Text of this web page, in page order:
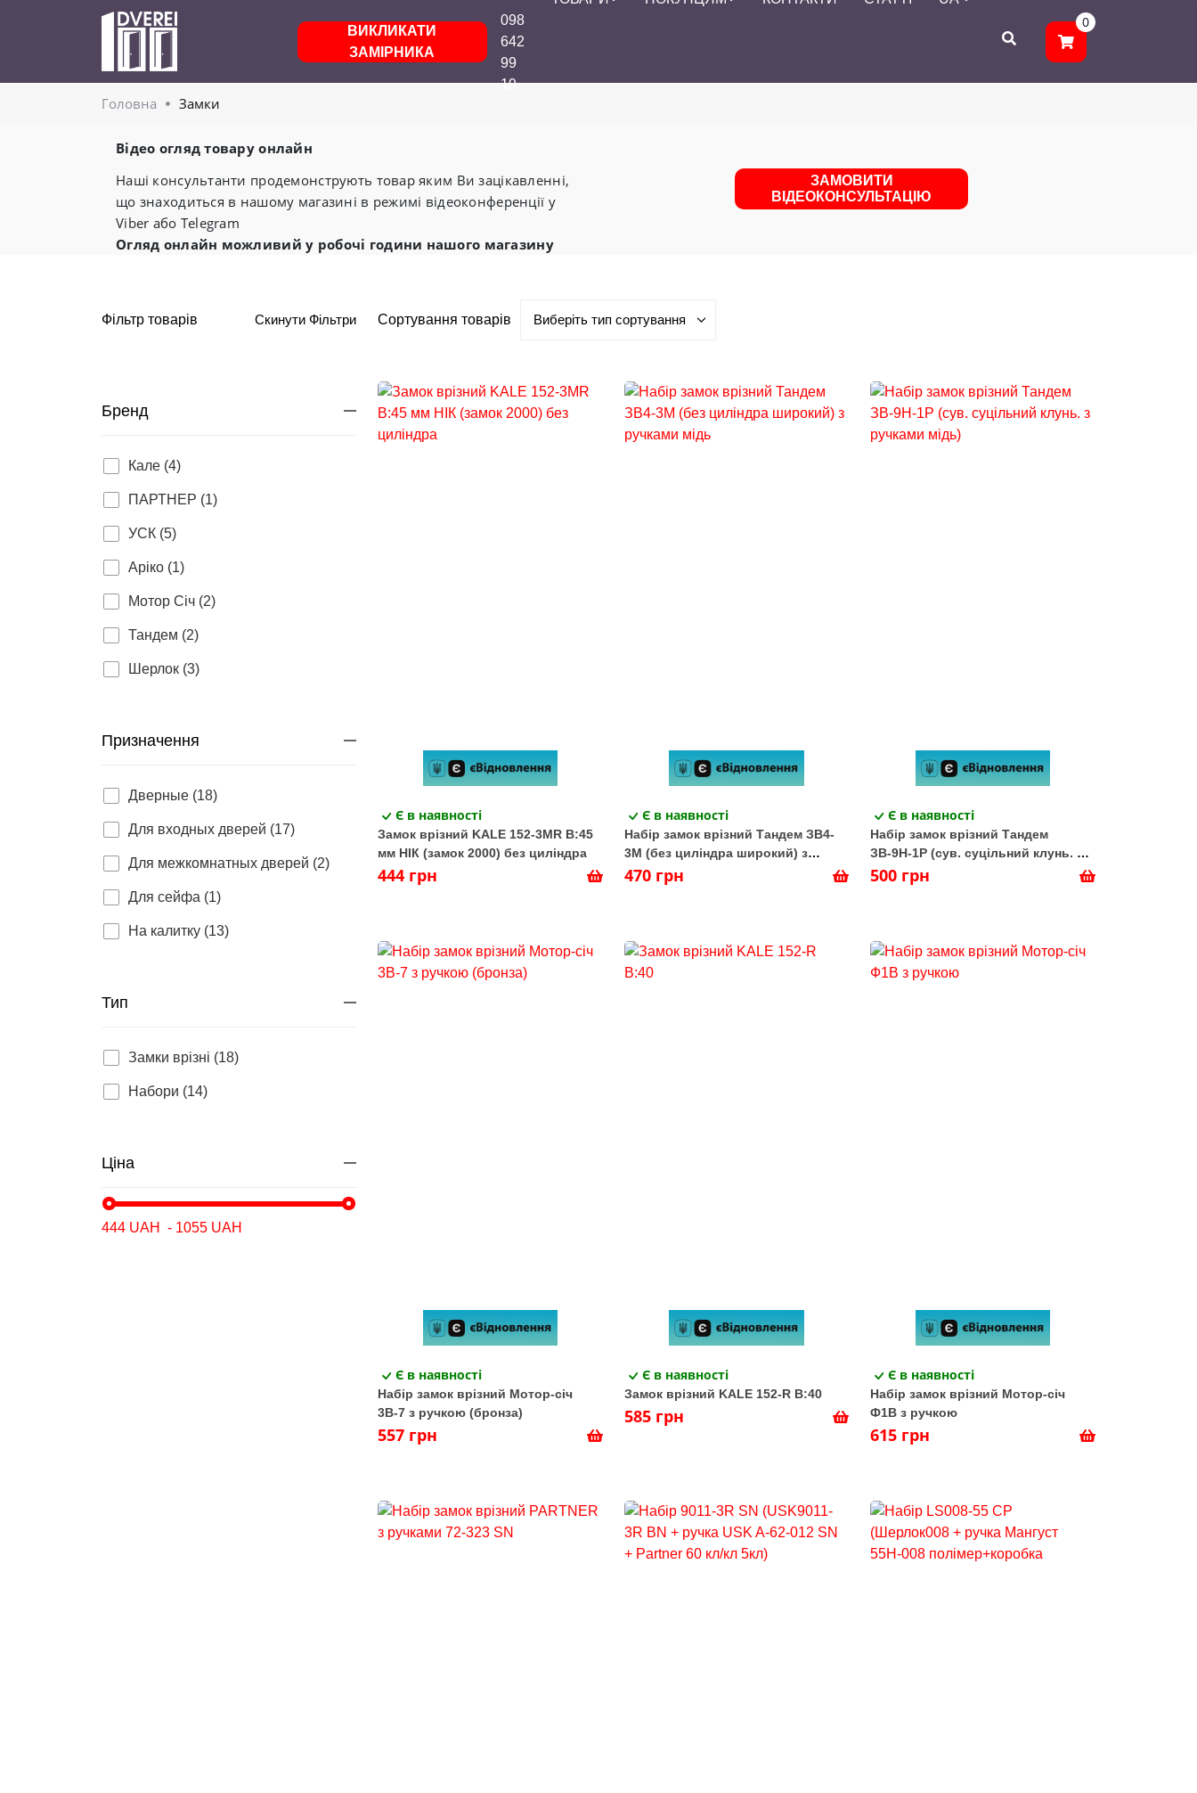
ВИКЛИКАТИ
ЗАМІРНИКА
098
642
99
19
0
Головнa Замки
Відео огляд товару онлайн
Наші консультанти продемонструють товар яким Ви зацікавленні,
що знаходиться в нашому магазині в режимі відеоконференції у
Viber або Telegram
Огляд онлайн можливий у робочі години нашого магазину
ЗАМОВИТИ
ВІДЕОКОНСУЛЬТАЦІЮ
Фільтр товарів Скинути Фільтри
Бренд
Кале (4)
ПАРТНEР (1)
УСК (5)
Аріко (1)
Мотор Січ (2)
Тандем (2)
Шерлок (3)
Призначення
Дверные (18)
Для входных дверей (17)
Для межкомнатных дверей (2)
Для сейфа (1)
На калитку (13)
Тип
Замки врізні (18)
Набори (14)
Ціна
Сортування товарів
Є в наявності
Замок врізний KALE 152-3MR B:45
мм НІК (замок 2000) без циліндра
444 грн
Є в наявності
Набір замок врізний Тандем ЗВ4-
3М (без циліндра широкий) з
ручками мідь
470 грн
Є в наявності
Набір замок врізний Тандем
ЗВ-9Н-1Р (сув. суцільний клунь. з
ручками мідь)
500 грн
Є в наявності
Набір замок врізний Мотор-січ
3В-7 з ручкою (бронза)
557 грн
Є в наявності
Замок врізний KALE 152-R B:40
585 грн
Є в наявності
Набір замок врізний Мотор-січ
Ф1В з ручкою
615 грн